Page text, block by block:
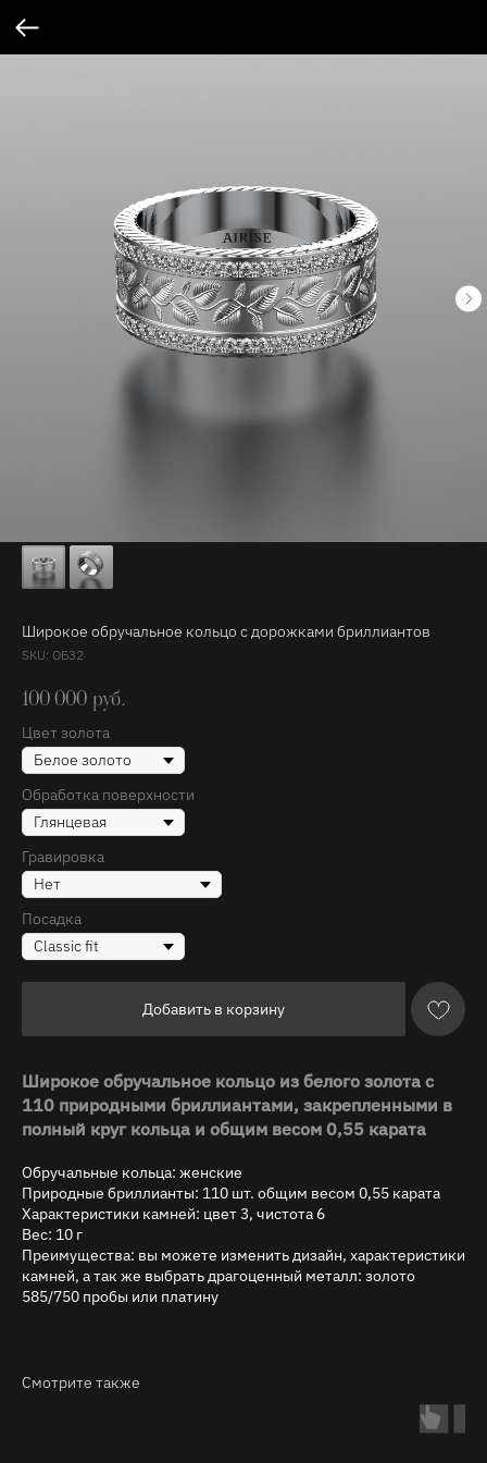
Широкое обручальное кольцо с дорожками бриллиантов
SKU: ОБ32
100 000 руб.
Цвет золота
Обработка поверхности
Гравировка
Посадка
Добавить в корзину
Широкое обручальное кольцо из белого золота с
110 природными бриллиантами, закрепленными в
полный круг кольца и общим весом 0,55 карата
Обручальные кольца: женские
Природные бриллианты: 110 шт. общим весом 0,55 карата
Характеристики камней: цвет 3, чистота 6
Вес: 10 г
Преимущества: вы можете изменить дизайн, характеристики
камней, а так же выбрать драгоценный металл: золото
585/750 пробы или платину
Смотрите также